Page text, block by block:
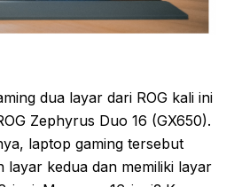
dua layar dari ROG kali ini
Zephyrus Duo 16 (GX650).
laptop gaming tersebut
layar kedua dan memiliki layar